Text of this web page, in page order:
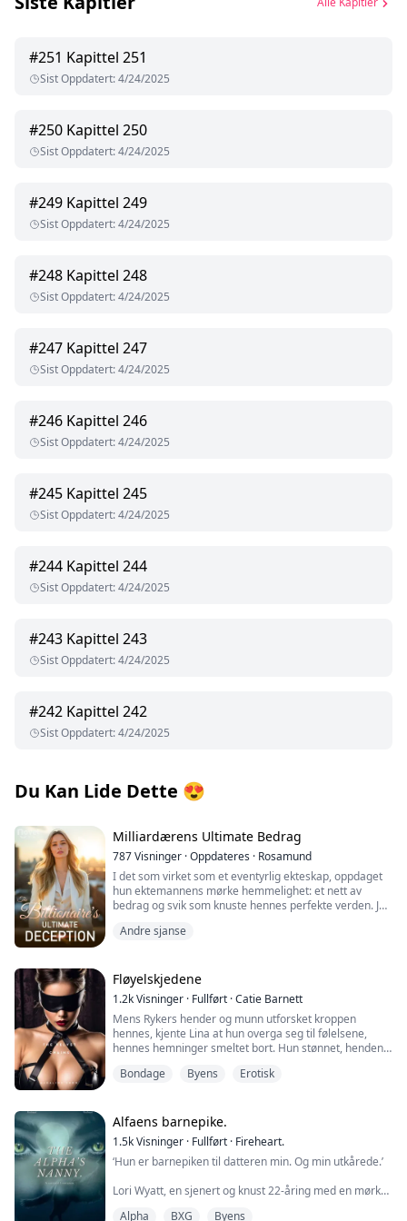
#251 Kapittel 251
Sist Oppdatert:4/24/2025
#250 Kapittel 250
Sist Oppdatert:4/24/2025
#249 Kapittel 249
Sist Oppdatert:4/24/2025
#248 Kapittel 248
Sist Oppdatert:4/24/2025
#247 Kapittel 247
Sist Oppdatert:4/24/2025
#246 Kapittel 246
Sist Oppdatert:4/24/2025
#245 Kapittel 245
Sist Oppdatert:4/24/2025
#244 Kapittel 244
Sist Oppdatert:4/24/2025
#243 Kapittel 243
Sist Oppdatert:4/24/2025
#242 Kapittel 242
Sist Oppdatert:4/24/2025
Du Kan Lide Dette 😍
Milliardærens Ultimate Bedrag
787Visninger ·Oppdateres · Rosamund
I det som virket som et eventyrlig ekteskap, oppdaget
hun ektemannens mørke hemmelighet: et nett av
bedrag og svik som knuste hennes perfekte verden. Jo
sannhetene en mann av utenkelig forræderi. Forrådt og
ingenting.
Andre sjanse
Fløyelskjedene
1.2kVisninger · Fullført ·Catie Barnett
Mens Rykers hender og munn utforsket kroppen
hennes, kjente Lina at hun overga seg til følelsene,
hennes hemninger smeltet bort. Hun stønnet, hendene
instinktivt presset seg mot berøringen hans.
varm mot huden hennes. "La meg vise deg nytelsen av
underkastelse."
Ryker plasserte henne på sengen, håndleddene hennes
eksponert og sårbar. Han kysset en sti nedover
kroppen hennes, tungen hans tegnet sirkler rundt
Bondage Byens Erotisk
Alfaens barnepike.
1.5kVisninger · Fullført · Fireheart.
‘Hun er barnepiken til datteren min. Og min utkårede.’
Lori Wyatt, en sjenert og knust 22-åring med en mørk
Alpha BXG Byens